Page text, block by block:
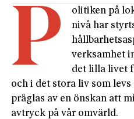
P
olitiken på
nivå har
verksamhet
det lilla livet
och i det stora liv som
präglas av en önskan att
avtryck på vår omvärld.